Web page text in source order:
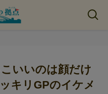
いいのは顔だけ
キリGPのイケメ